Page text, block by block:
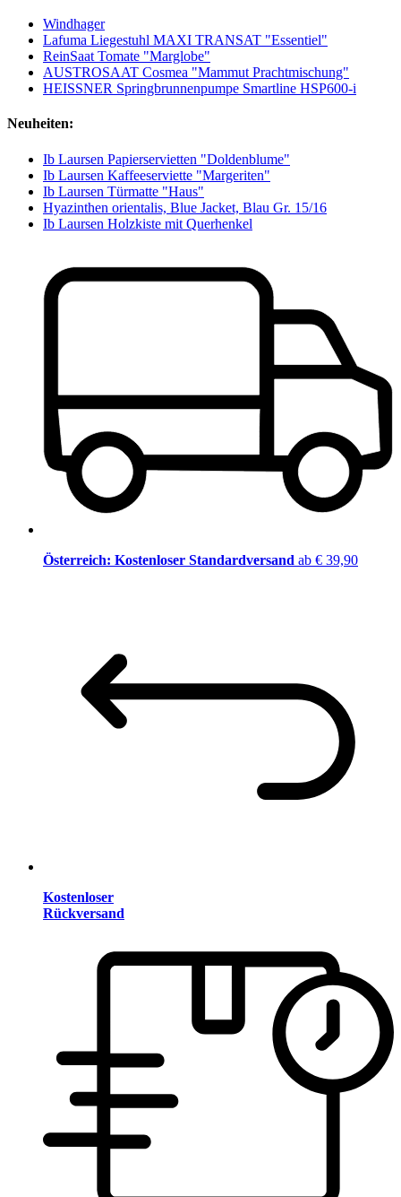
Windhager
Lafuma Liegestuhl MAXI TRANSAT "Essentiel"
ReinSaat Tomate "Marglobe"
AUSTROSAAT Cosmea "Mammut Prachtmischung"
HEISSNER Springbrunnenpumpe Smartline HSP600-i
Neuheiten:
Ib Laursen Papierservietten "Doldenblume"
Ib Laursen Kaffeeserviette "Margeriten"
Ib Laursen Türmatte "Haus"
Hyazinthen orientalis, Blue Jacket, Blau Gr. 15/16
Ib Laursen Holzkiste mit Querhenkel
Österreich: Kostenloser Standardversand ab € 39,90
Kostenloser
Rückversand